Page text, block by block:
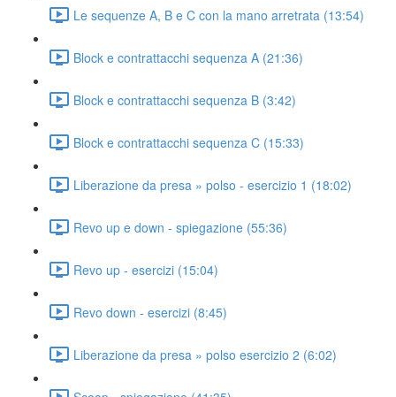
Le sequenze A, B e C con la mano arretrata (13:54)
Block e contrattacchi sequenza A (21:36)
Block e contrattacchi sequenza B (3:42)
Block e contrattacchi sequenza C (15:33)
Liberazione da presa » polso - esercizio 1 (18:02)
Revo up e down - spiegazione (55:36)
Revo up - esercizi (15:04)
Revo down - esercizi (8:45)
Liberazione da presa » polso esercizio 2 (6:02)